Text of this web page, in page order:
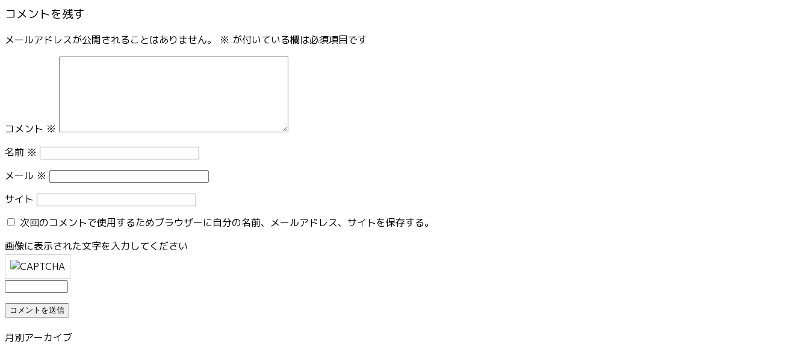
コメントを残す
メールアドレスが公開されることはありません。 ※ が付いている欄は必須項目です
コメント ※
名前 ※
メール ※
サイト
次回のコメントで使用するためブラウザーに自分の名前、メールアドレス、サイトを保存する。
画像に表示された文字を入力してください
月別アーカイブ